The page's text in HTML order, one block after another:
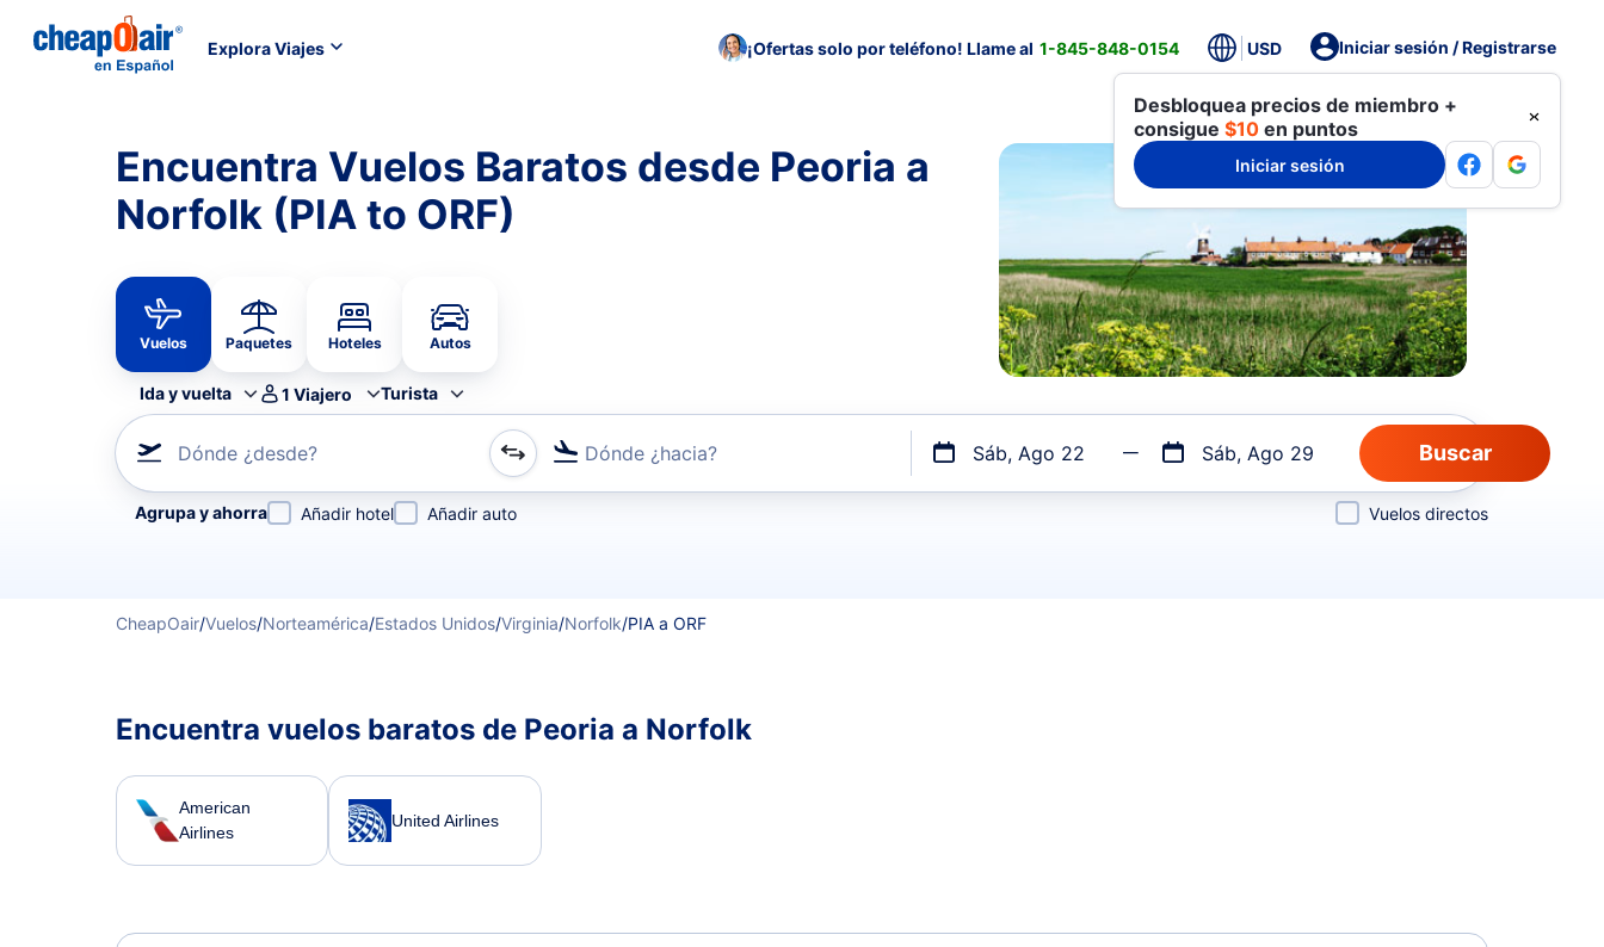
Explora Viajes ¡Ofertas solo por teléfono! Llame al 1-845-848-0154 USD Iniciar sesión / Registrarse
Desbloquea precios de miembro +
consigue $10 en puntos
Iniciar sesión
Encuentra Vuelos Baratos desde Peoria a
Norfolk (PIA to ORF)
Vuelos Paquetes Hoteles Autos
Ida y vuelta 1 Viajero Turista
Dónde ¿desde? Dónde ¿hacia? Sáb, Ago 22 Sáb, Ago 29
Refina tu búsqueda por aerolínea, por ciudad o aeropuerto o por vuelos directos
Agrupa y ahorra Añadir hotel Añadir auto Vuelos directos
CheapOair/Vuelos/Norteamérica/Estados Unidos/Virginia/Norfolk/PIA a ORF
Encuentra vuelos baratos de Peoria a Norfolk
American
Airlines
United Airlines